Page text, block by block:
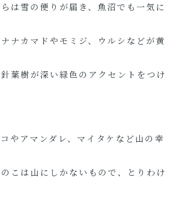
は雪の便りが届き、魚沼でも一気に
ナカマドやモミジ、ウルシなどが黄
葉樹が深い緑色のアクセントをつけ
やアマンダレ、マイタケなど山の幸
こは山にしかないもので、とりわけ